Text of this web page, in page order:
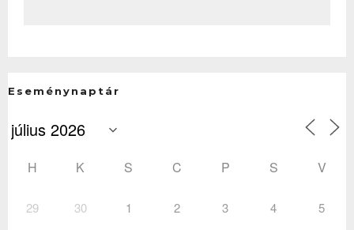
Eseménynaptár
H K S C P S V
29 30 1 2 3 4 5